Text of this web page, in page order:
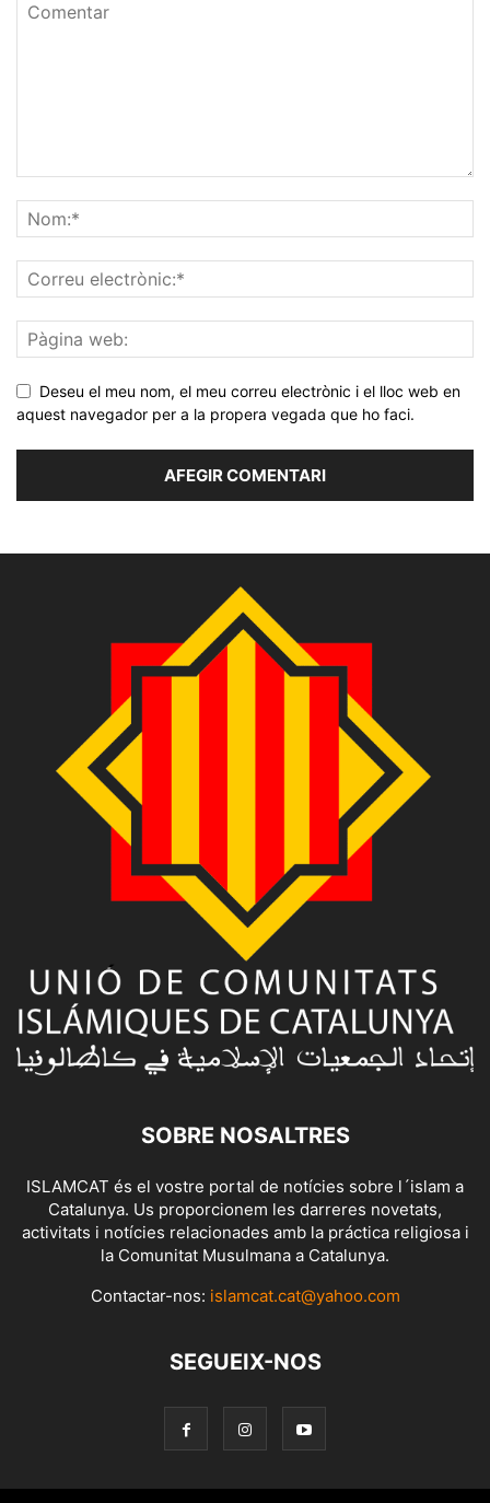
Deseu el meu nom, el meu correu electrònic i el lloc web en
aquest navegador per a la propera vegada que ho faci.
SOBRE NOSALTRES
ISLAMCAT és el vostre portal de notícies sobre l´islam a
Catalunya. Us proporcionem les darreres novetats,
activitats i notícies relacionades amb la práctica religiosa i
la Comunitat Musulmana a Catalunya.
Contactar-nos: islamcat.cat@yahoo.com
SEGUEIX-NOS